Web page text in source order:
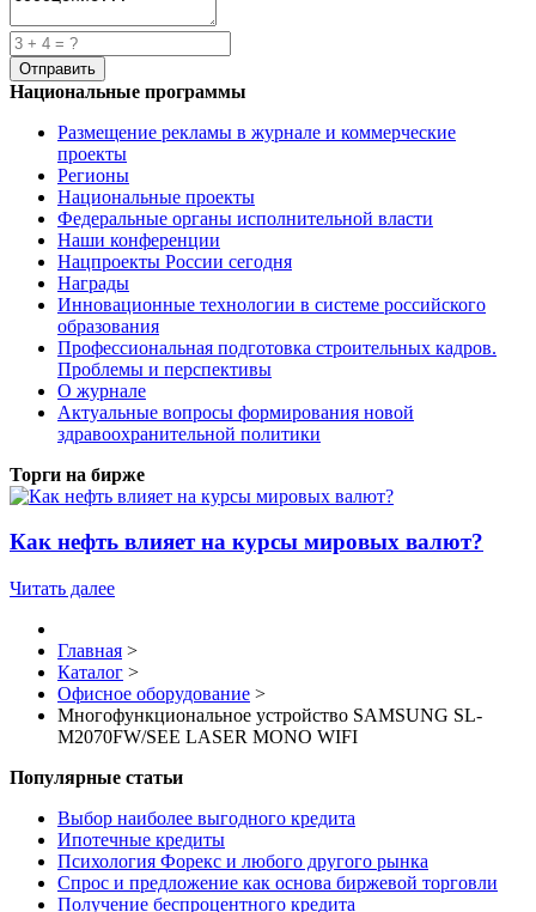
Национальные программы
Размещение рекламы в журнале и коммерческие
проекты
Регионы
Национальные проекты
Федеральные органы исполнительной власти
Наши конференции
Нацпроекты России сегодня
Награды
Инновационные технологии в системе российского
образования
Профессиональная подготовка строительных кадров.
Проблемы и перспективы
О журнале
Актуальные вопросы формирования новой
здравоохранительной политики
Торги на бирже
Как нефть влияет на курсы мировых валют?
Читать далее
Главная >
Каталог >
Офисное оборудование >
Многофункциональное устройство SAMSUNG SL-
M2070FW/SEE LASER MONO WIFI
Популярные статьи
Выбор наиболее выгодного кредита
Ипотечные кредиты
Психология Форекс и любого другого рынка
Спрос и предложение как основа биржевой торговли
Получение беспроцентного кредита